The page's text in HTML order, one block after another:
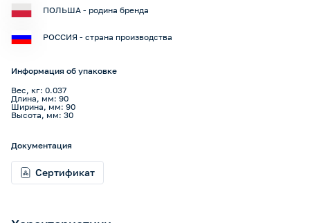
ПОЛЬША - родина бренда
РОССИЯ - страна производства
Информация об упаковке
Вес, кг: 0.037
Длина, мм: 90
Ширина, мм: 90
Высота, мм: 30
Документация
Сертификат